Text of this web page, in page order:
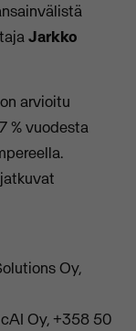
Jarkko
arvioitu
% vuodesta
Oy,
Oy, +358 50